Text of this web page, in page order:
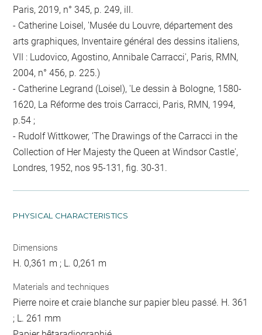
Paris, 2019, n° 345, p. 249, ill.
- Catherine Loisel, 'Musée du Louvre, département des
arts graphiques, Inventaire général des dessins italiens,
VII : Ludovico, Agostino, Annibale Carracci', Paris, RMN,
2004, n° 456, p. 225.)
- Catherine Legrand (Loisel), 'Le dessin à Bologne, 1580-
1620, La Réforme des trois Carracci, Paris, RMN, 1994,
p.54 ;
- Rudolf Wittkower, 'The Drawings of the Carracci in the
Collection of Her Majesty the Queen at Windsor Castle',
Londres, 1952, nos 95-131, fig. 30-31.
PHYSICAL CHARACTERISTICS
Dimensions
H. 0,361 m ; L. 0,261 m
Materials and techniques
Pierre noire et craie blanche sur papier bleu passé. H. 361
; L. 261 mm